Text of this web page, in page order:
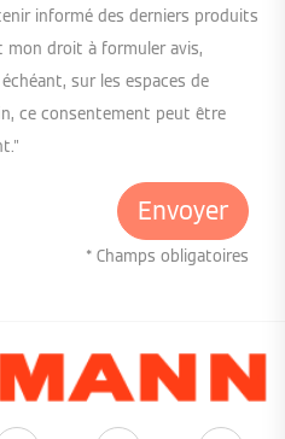
informé des derniers produits
mon droit à formuler avis,
sur les espaces de
ce consentement peut être
* Champs obligatoires